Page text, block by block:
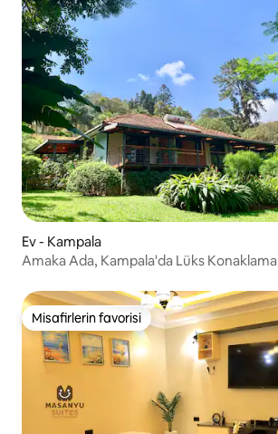
Ev - Kampala
Amaka Ada, Kampala'da Lüks Konaklama
Misafirlerin favorisi
Misafirlerin favorisi